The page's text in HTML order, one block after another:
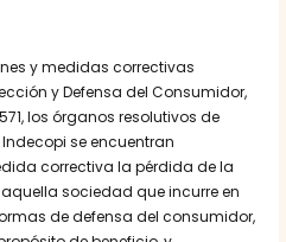
y medidas correctivas
y Defensa del Consumidor,
los órganos resolutivos de
se encuentran
correctiva la pérdida de la
sociedad que incurre en
de defensa del consumidor,